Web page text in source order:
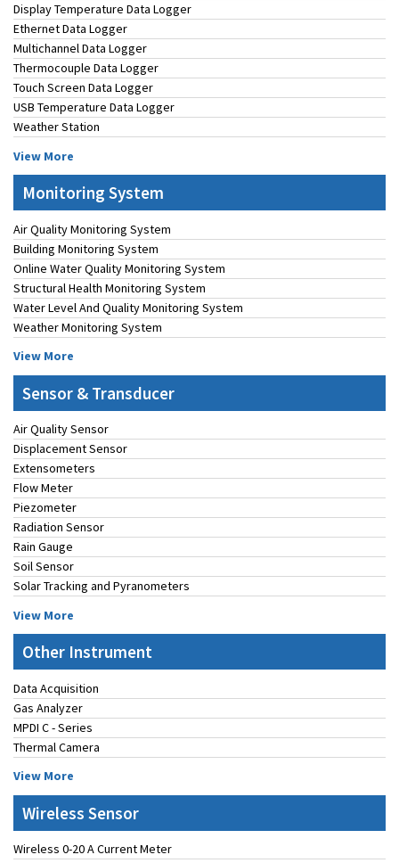
Display Temperature Data Logger
Ethernet Data Logger
Multichannel Data Logger
Thermocouple Data Logger
Touch Screen Data Logger
USB Temperature Data Logger
Weather Station
View More
Monitoring System
Air Quality Monitoring System
Building Monitoring System
Online Water Quality Monitoring System
Structural Health Monitoring System
Water Level And Quality Monitoring System
Weather Monitoring System
View More
Sensor & Transducer
Air Quality Sensor
Displacement Sensor
Extensometers
Flow Meter
Piezometer
Radiation Sensor
Rain Gauge
Soil Sensor
Solar Tracking and Pyranometers
View More
Other Instrument
Data Acquisition
Gas Analyzer
MPDI C - Series
Thermal Camera
View More
Wireless Sensor
Wireless 0-20 A Current Meter